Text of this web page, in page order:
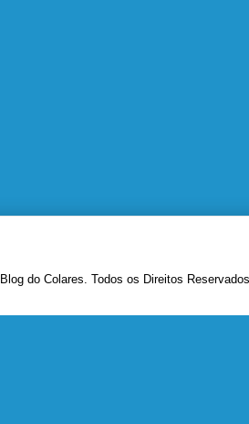
Blog do Colares. Todos os Direitos